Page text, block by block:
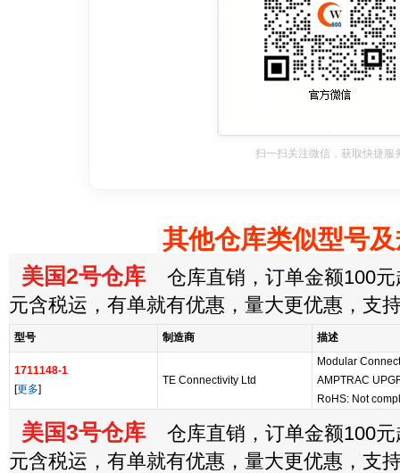
扫一扫关注微信，获取快捷服
其他仓库类似型号
美国2号仓库 仓库直销，订单金额100元
元含税运，有单就有优惠，量大更优惠，支
型号 制造商 描述
1711148-1
[更多]
TE Connectivity Ltd
Modular
AMPTRAC
RoHS: Not
美国3号仓库 仓库直销，订单金额100元
元含税运，有单就有优惠，量大更优惠，支